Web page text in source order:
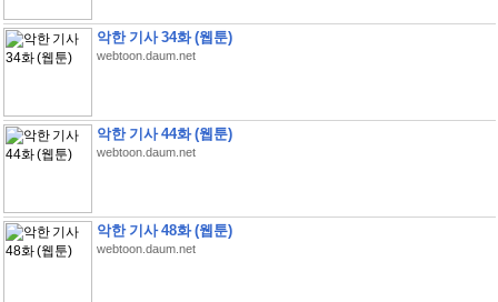
악한 기사 34화 (웹툰)
webtoon.daum.net
악한 기사 44화 (웹툰)
webtoon.daum.net
악한 기사 48화 (웹툰)
webtoon.daum.net